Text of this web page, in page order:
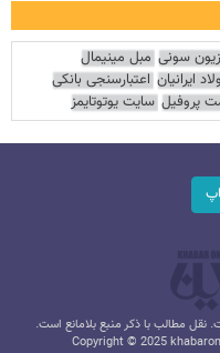
سونی مبل مینیمال
ایرانیان اعتبارسنجی بانکی
پروفیل سایت یوتوتایمز
مطالب با ذکر منبع بلامانع است.
Copyright © 2025